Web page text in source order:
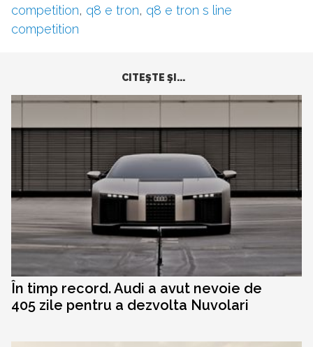
competition, q8 e tron, q8 e tron s line
competition
CITEŞTE ŞI...
În timp record. Audi a avut nevoie de
405 zile pentru a dezvolta Nuvolari